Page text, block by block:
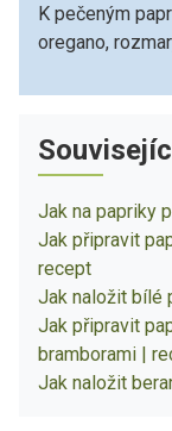
K pečeným
oregano,
Jak na papriky
Jak připravit
recept
Jak naložit bílé
Jak připravit
bramborami |
Jak naložit